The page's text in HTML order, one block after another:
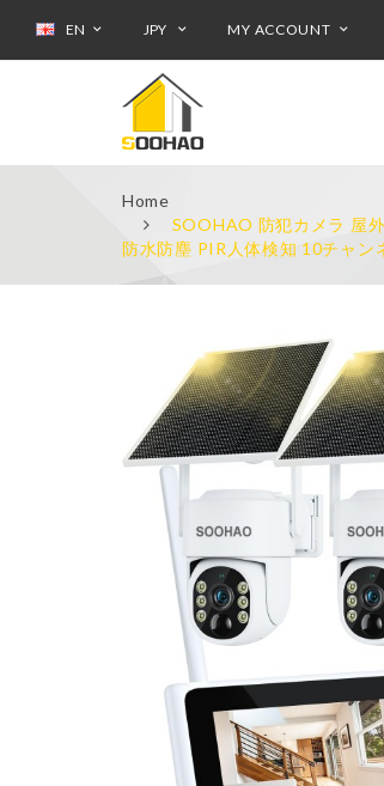
EN JPY MY ACCOUNT
Home
SOOHAO 防犯カメラ 屋
防水防塵 PIR人体検知 10チャ